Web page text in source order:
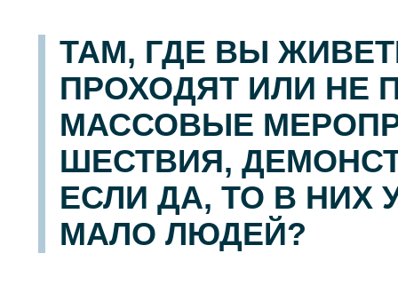
ТАМ, ГДЕ ВЫ
ПРОХОДЯТ ИЛИ НЕ
МАССОВЫЕ
ШЕСТВИЯ,
ЕСЛИ ДА, ТО В НИХ
МАЛО ЛЮДЕЙ?